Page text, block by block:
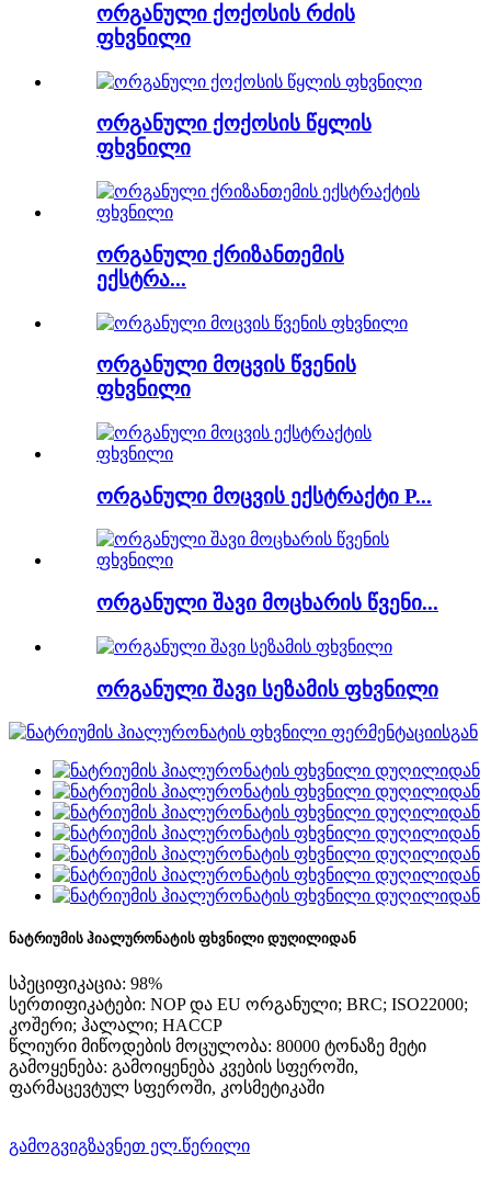
ორგანული ქოქოსის რძის
ფხვნილი
ორგანული ქოქოსის წყლის
ფხვნილი
ორგანული ქრიზანთემის
ექსტრა...
ორგანული მოცვის წვენის
ფხვნილი
ორგანული მოცვის ექსტრაქტი P...
ორგანული შავი მოცხარის წვენი...
ორგანული შავი სეზამის ფხვნილი
ნატრიუმის ჰიალურონატის ფხვნილი დუღილიდან
სპეციფიკაცია: 98%
სერთიფიკატები: NOP და EU ორგანული; BRC; ISO22000;
კოშერი; ჰალალი; HACCP
წლიური მიწოდების მოცულობა: 80000 ტონაზე მეტი
გამოყენება: გამოიყენება კვების სფეროში,
ფარმაცევტულ სფეროში, კოსმეტიკაში
გამოგვიგზავნეთ ელ.წერილი